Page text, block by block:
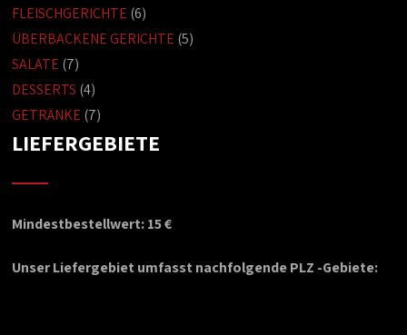
FLEISCHGERICHTE (6)
ÜBERBACKENE GERICHTE (5)
SALATE (7)
DESSERTS (4)
GETRÄNKE (7)
LIEFERGEBIETE
Mindestbestellwert: 15 €
Unser Liefergebiet umfasst nachfolgende PLZ -Gebiete: